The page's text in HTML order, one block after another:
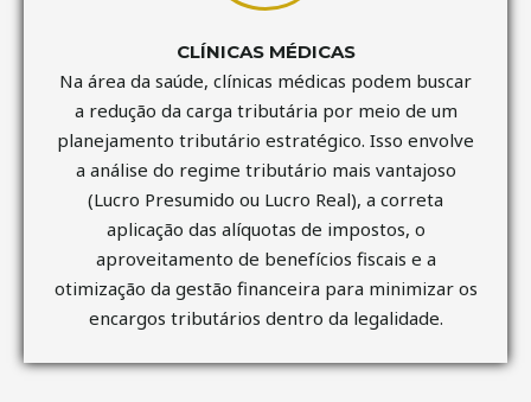
CLÍNICAS MÉDICAS
Na área da saúde, clínicas médicas podem buscar
a redução da carga tributária por meio de um
planejamento tributário estratégico. Isso envolve
a análise do regime tributário mais vantajoso
(Lucro Presumido ou Lucro Real), a correta
aplicação das alíquotas de impostos, o
aproveitamento de benefícios fiscais e a
otimização da gestão financeira para minimizar os
encargos tributários dentro da legalidade.